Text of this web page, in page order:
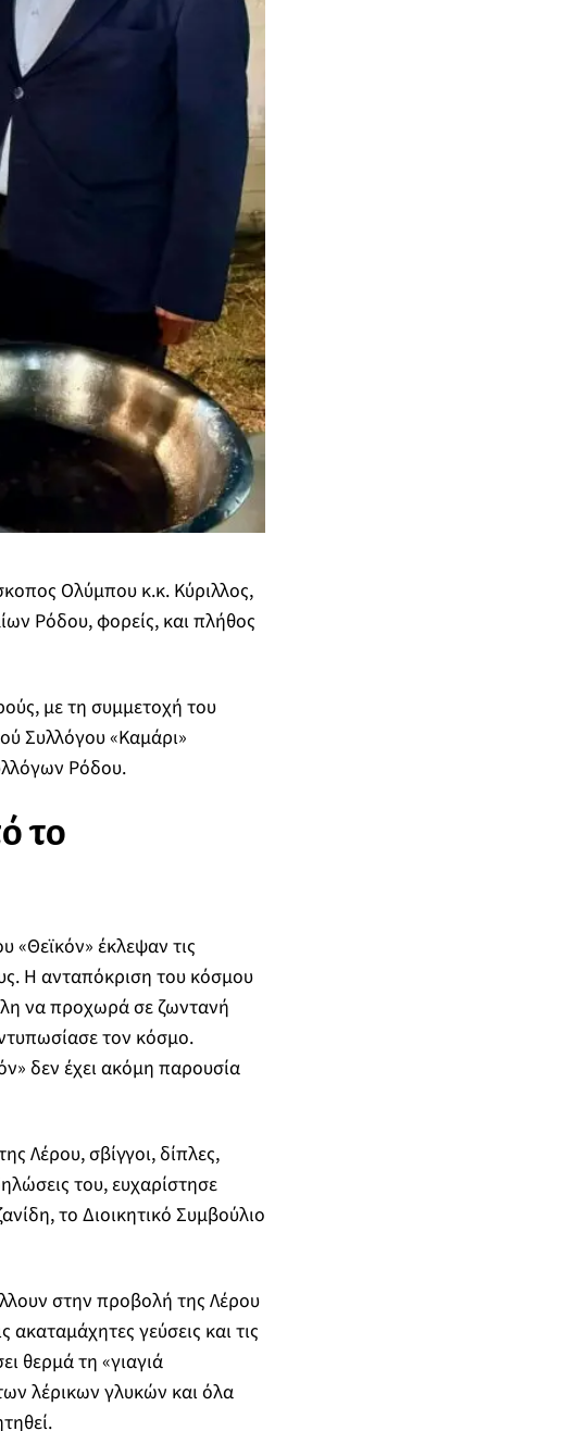
Ολύμπου κ.κ. Κύριλλος,
Ρόδου, φορείς, και πλήθος
με τη συμμετοχή του
Συλλόγου «Καμάρι»
Ρόδου.
το
«Θεϊκόν» έκλεψαν τις
Η ανταπόκριση του κόσμου
να προχωρά σε ζωντανή
τον κόσμο.
δεν έχει ακόμη παρουσία
Λέρου, σβίγγοι, δίπλες,
του, ευχαρίστησε
το Διοικητικό Συμβούλιο
στην προβολή της Λέρου
ακαταμάχητες γεύσεις και τις
θερμά τη «γιαγιά
λέρικων γλυκών και όλα